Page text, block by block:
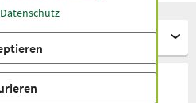
Datenschutz